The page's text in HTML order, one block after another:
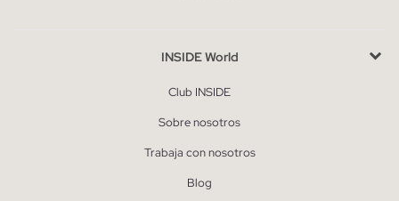
INSIDE World
Club INSIDE
Sobre nosotros
Trabaja con nosotros
Blog